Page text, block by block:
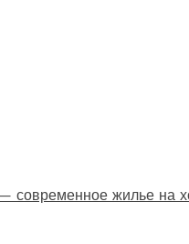
современное жилье на